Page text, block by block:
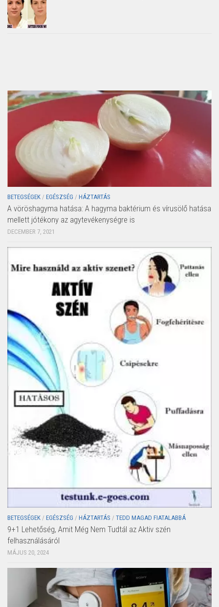
BETEGSÉGEK / EGÉSZSÉG / HÁZTARTÁS
A vöröshagyma hatása: A hagyma baktérium és vírusölő hatása
mellett jótékony az agytevékenységre is
DECEMBER 7, 2021
BETEGSÉGEK / EGÉSZSÉG / HÁZTARTÁS / TEDD MAGAD FIATALABBÁ
9+1 Lehetőség, Amit Még Nem Tudtál az Aktiv szén
felhasználásáról
MÁJUS 20, 2024